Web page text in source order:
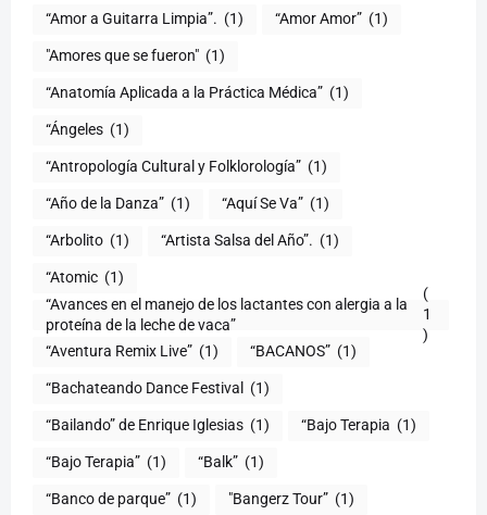
“Amor a Guitarra Limpia”. (1) “Amor Amor” (1)
"Amores que se fueron" (1)
“Anatomía Aplicada a la Práctica Médica” (1)
“Ángeles (1)
“Antropología Cultural y Folklorología” (1)
“Año de la Danza” (1) “Aquí Se Va” (1)
“Arbolito (1) “Artista Salsa del Año”. (1)
“Atomic (1)
“Avances en el manejo de los lactantes con alergia a la
proteína de la leche de vaca”
(
1
)
“Aventura Remix Live” (1) “BACANOS” (1)
“Bachateando Dance Festival (1)
“Bailando” de Enrique Iglesias (1) “Bajo Terapia (1)
“Bajo Terapia” (1) “Balk” (1)
“Banco de parque” (1) "Bangerz Tour” (1)